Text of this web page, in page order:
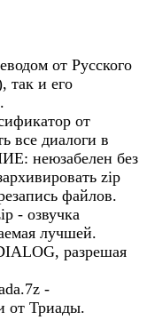
от Русского
так и его
от
все диалоги в
неюзабелен без
zip
файлов.
- озвучка
лучшей.
разрешая
-
от Триады.